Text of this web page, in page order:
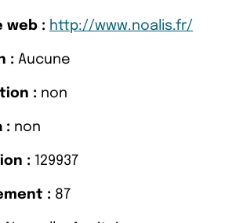
web : http://www.noalis.fr/
: Aucune
: non
: non
: 129937
: 87